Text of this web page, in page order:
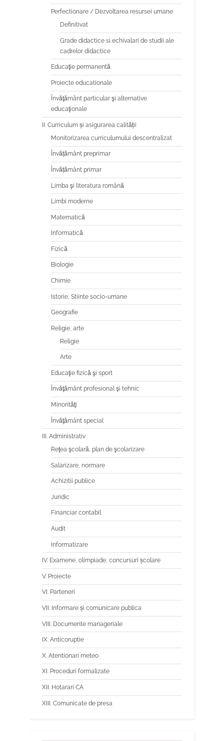
Perfectionare / Dezvoltarea resursei umane
Definitivat
Grade didactice si echivalari de studii ale
cadrelor didactice
Educaţie permanentă
Proiecte educationale
Învăţământ particular şi alternative
educaţionale
II. Curriculum și asigurarea calității
Monitorizarea curriculumului descentralizat
Învățământ preprimar
Învățământ primar
Limba şi literatura română
Limbi moderne
Matematică
Informatică
Fizică
Biologie
Chimie
Istorie, Stiinte socio-umane
Geografie
Religie, arte
Religie
Arte
Educaţie fizică şi sport
Învăţământ profesional şi tehnic
Minorităţi
Învăţământ special
III. Administrativ
Reţea şcolară, plan de şcolarizare
Salarizare, normare
Achizitii publice
Juridic
Financiar contabil
Audit
Informatizare
IV. Examene, olimpiade, concursuri școlare
V. Proiecte
VI. Parteneri
VII. Informare și comunicare publica
VIII. Documente manageriale
IX. Anticoruptie
X. Atentionari meteo
XI. Proceduri formalizate
XII. Hotarari CA
XIII. Comunicate de presa